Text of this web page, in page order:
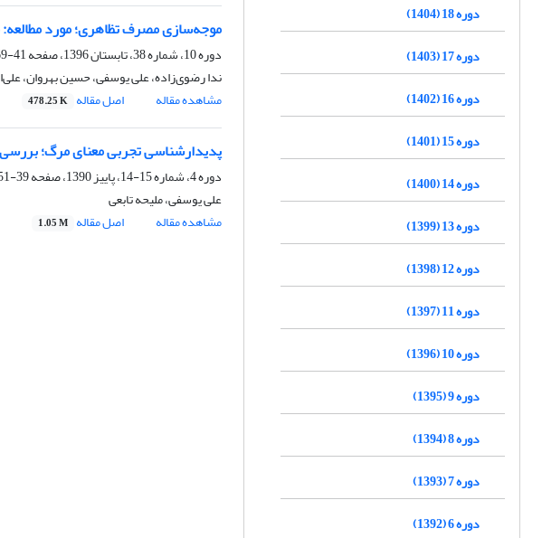
موجه‌سازی مصرف تظاهری؛ مورد
دوره 10، شماره 38، تابستان 1396، صفحه
41-69
ندا رضوی‌زاده، علی یوسفی، حسین بهروان،
مشاهده مقاله
اصل مقاله 478.25 K
پدیدارشناسی تجربی معنای مرگ؛
دوره 4، شماره 15-14، پاییز 1390، صفحه
39-51
علی یوسفی، ملیحه تابعی
مشاهده مقاله
اصل مقاله 1.05 M
دوره 18 (1404)
دوره 17 (1403)
دوره 16 (1402)
دوره 15 (1401)
دوره 14 (1400)
دوره 13 (1399)
دوره 12 (1398)
دوره 11 (1397)
دوره 10 (1396)
دوره 9 (1395)
دوره 8 (1394)
دوره 7 (1393)
دوره 6 (1392)